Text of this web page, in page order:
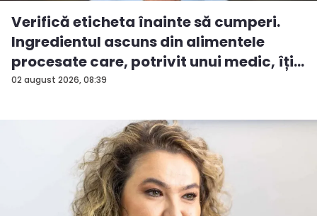
02 august 2026, 08:39
Verifică eticheta înainte să cumperi.
Ingredientul ascuns din alimentele
procesate care, potrivit unui medic, îți...